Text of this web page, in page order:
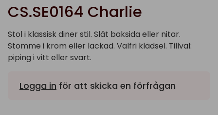
CS.SE0164 Charlie
Stol i klassisk diner stil. Slät baksida eller nitar.
Stomme i krom eller lackad. Valfri klädsel. Tillval:
piping i vitt eller svart.
Logga in för att skicka en förfrågan